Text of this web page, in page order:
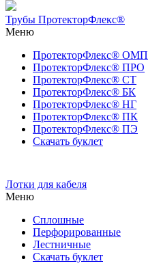
Трубы ПротекторФлекс®
Меню
ПротекторФлекс® ОМП
ПротекторФлекс® ПРО
ПротекторФлекс® СТ
ПротекторФлекс® БК
ПротекторФлекс® НГ
ПротекторФлекс® ПК
ПротекторФлекс® ПЭ
Скачать буклет
Лотки для кабеля
Меню
Сплошные
Перфорированные
Лестничные
Скачать буклет